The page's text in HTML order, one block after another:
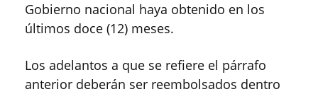
Gobierno nacional haya obtenido en los
últimos doce (12) meses.
Los adelantos a que se refiere el párrafo
anterior deberán ser reembolsados dentro